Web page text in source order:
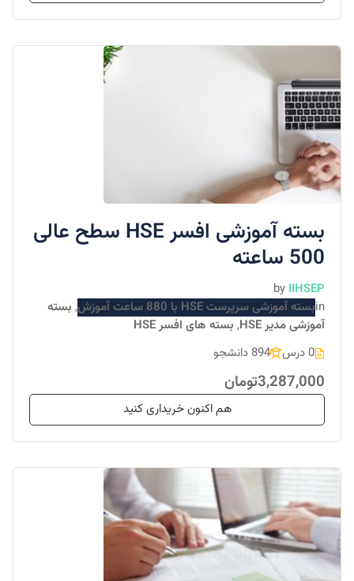
بسته آموزشی افسر HSE سطح عالی
500 ساعته
by IIHSEP
inبسته آموزشی سرپرست HSE با 880 ساعت آموزش , بسته
آموزشی مدیر HSE
, بسته های افسر HSE
0 درس
894 دانشجو
3,287,000تومان
هم اکنون خریداری کنید